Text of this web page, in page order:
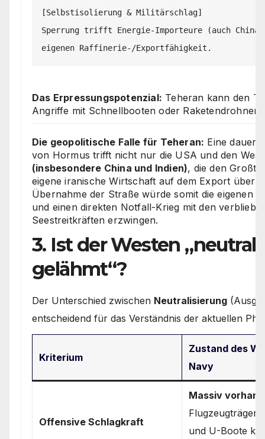
[Selbstisolierung & Militärschlag]
Sperrung trifft Energie-Importeure
Das Erpressungspotenzial: Teheran kann den
Angriffe mit Schnellbooten oder
Die geopolitische Falle für Teheran: Eine
von Hormus trifft nicht nur die USA und den
(insbesondere China und Indien), die den
eigene iranische Wirtschaft auf dem Export über
Übernahme der Straße würde somit die eigenen
und einen direkten Notfall-Krieg mit den
Seestreitkräften erzwingen.
3. Ist der Westen
gelähmt“?
Der Unterschied zwischen Neutralisierung
entscheidend für das Verständnis der aktuellen
Kriterium
Zustand des
Navy
Offensive Schlagkraft
Massiv
Flugzeugträger,
und U-Boote